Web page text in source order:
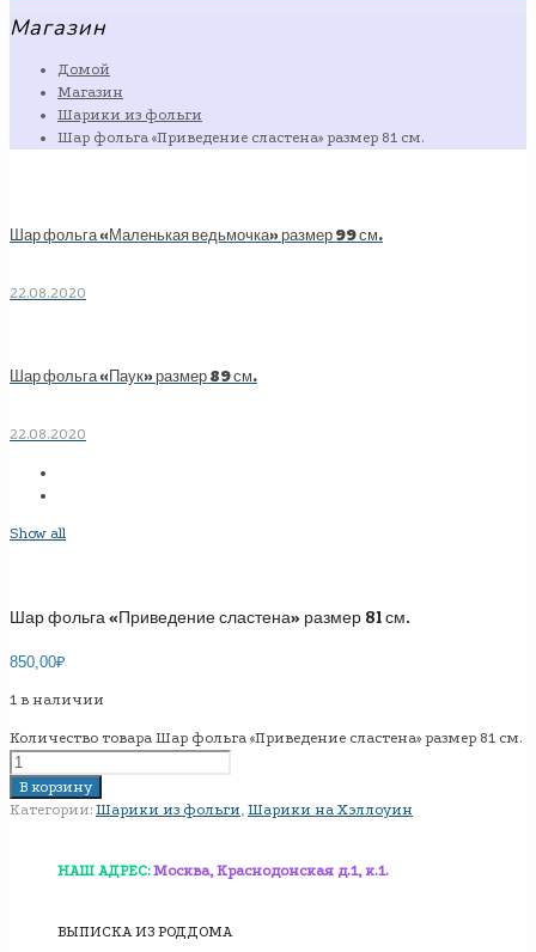
Магазин
Домой
Магазин
Шарики из фольги
Шар фольга «Приведение сластена» размер 81 см.
Шар фольга «Маленькая ведьмочка» размер 99 см.
22.08.2020
Шар фольга «Паук» размер 89 см.
22.08.2020
Show all
Шар фольга «Приведение сластена» размер 81 см.
850,00₽
1 в наличии
Количество товара Шар фольга «Приведение сластена» размер 81 см.
В корзину
Категории: Шарики из фольги, Шарики на Хэллоуин
НАШ АДРЕС: Москва, Краснодонская д.1, к.1.
ВЫПИСКА ИЗ РОДДОМА